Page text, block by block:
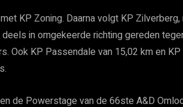
KP Zoning. Daarna volgt KP
in omgekeerde richting gereden
Ook KP Passendale van 15,02 km en
de Powerstage van de 66ste A&D